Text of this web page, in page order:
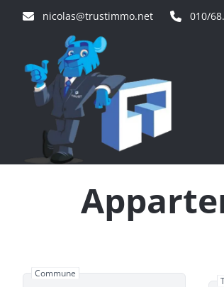
nicolas@trustimmo.net 010/
Commune